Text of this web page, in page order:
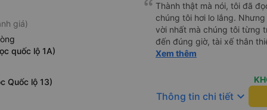
không biết gì nhưng tài xế
liên tục hỏi trên Google
hỏi những câu hỏi kỳ lạ,
khách sạn của chúng tôi
2h30 sáng nhưng lúc đó
bằng xe limousine vào
vì tôi trông ngu ngốc quá..
tài xế thì sẽ rất nguy
giá)
quốc lộ 1A)
Quốc lộ 13)
Thành thật mà nói, tôi đã
chúng tôi hơi lo lắng.
vời nhất mà chúng tôi từng
đến đúng giờ, tài xế thân
vẫn hơi xóc, nhưng đó là
Xem thêm
Thông tin chi tiết keyboard_arrow_down